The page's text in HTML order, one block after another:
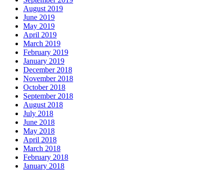
August 2019
June 2019
May 2019
April 2019
March 2019
February 2019
January 2019
December 2018
November 2018
October 2018
September 2018
August 2018
July 2018
June 2018
May 2018
April 2018
March 2018
February 2018
January 2018